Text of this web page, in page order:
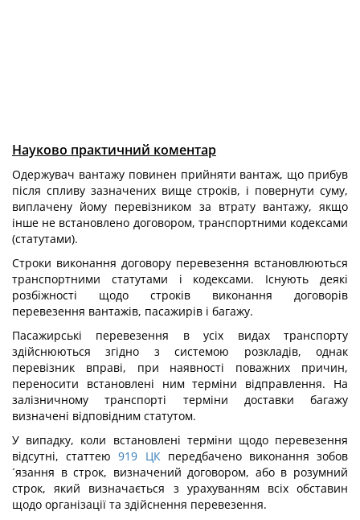
Науково практичний коментар
Одержувач вантажу повинен прийняти вантаж, що прибув
після спливу зазначених вище строків, і повернути суму,
виплачену йому перевізником за втрату вантажу, якщо
інше не встановлено договором, транспортними кодексами
(статутами).
Строки виконання договору перевезення встановлюються
транспортними статутами і кодексами. Існують деякі
розбіжності щодо строків виконання договорів
перевезення вантажів, пасажирів і багажу.
Пасажирські перевезення в усіх видах транспорту
здійснюються згідно з системою розкладів, однак
перевізник вправі, при наявності поважних причин,
переносити встановлені ним терміни відправлення. На
залізничному транспорті терміни доставки багажу
визначені відповідним статутом.
У випадку, коли встановлені терміни щодо перевезення
відсутні, статтею 919 ЦКпередбачено виконання зобов
´язання в строк, визначений договором, або в розумний
строк, який визначається з урахуванням всіх обставин
щодо організації та здійснення перевезення.